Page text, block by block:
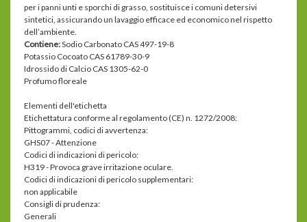
per i panni unti e sporchi di grasso, sostituisce i comuni detersivi
sintetici, assicurando un lavaggio efficace ed economico nel rispetto
dell’ambiente.
Contiene:Sodio Carbonato CAS 497-19-8
Potassio Cocoato CAS 61789-30-9
Idrossido di Calcio CAS 1305-62-0
Profumo floreale
Elementi dell'etichetta
Etichettatura conforme al regolamento (CE) n. 1272/2008:
Pittogrammi, codici di avvertenza:
GHS07 - Attenzione
Codici di indicazioni di pericolo:
H319 - Provoca grave irritazione oculare.
Codici di indicazioni di pericolo supplementari:
non applicabile
Consigli di prudenza:
Generali